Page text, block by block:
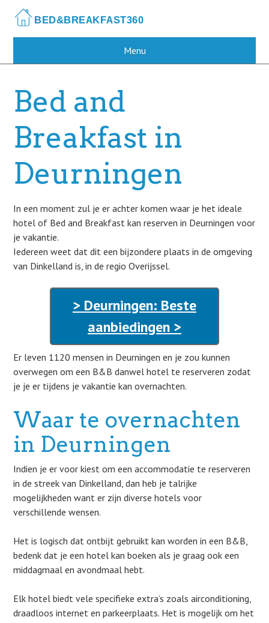
main
Menu
Bed and
Breakfast in
Deurningen
In een moment zul je er achter komen waar je het ideale
hotel of Bed and Breakfast kan reserven in Deurningen voor
je vakantie.
Iedereen weet dat dit een bijzondere plaats in de omgeving
van Dinkelland is, in de regio Overijssel.
> Deurningen: Beste
aanbiedingen >
Er leven 1120 mensen in Deurningen en je zou kunnen
overwegen om een B&B danwel hotel te reserveren zodat
je je er tijdens je vakantie kan overnachten.
Waar te overnachten
in Deurningen
Indien je er voor kiest om een accommodatie te reserveren
in de streek van Dinkelland, dan heb je talrijke
mogelijkheden want er zijn diverse hotels voor
verschillende wensen.
Het is logisch dat ontbijt gebruikt kan worden in een B&B,
bedenk dat je een hotel kan boeken als je graag ook een
middagmaal en avondmaal hebt.
Elk hotel biedt vele specifieke extra’s zoals airconditioning,
draadloos internet en parkeerplaats. Het is mogelijk om het